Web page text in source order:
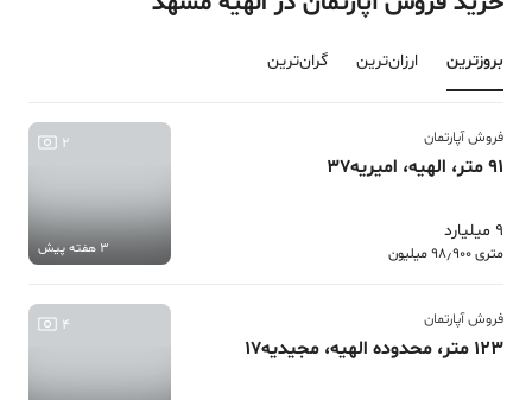
بروزترین‌ ارزان‌ترین گران‌ترین
فروش آپارتمان
91 متر، الهیه، امیریه37
9 میلیارد
متری 98٫900 میلیون
2
3 هفته پیش
فروش آپارتمان
123 متر، محدوده الهیه، مجیدیه17
4